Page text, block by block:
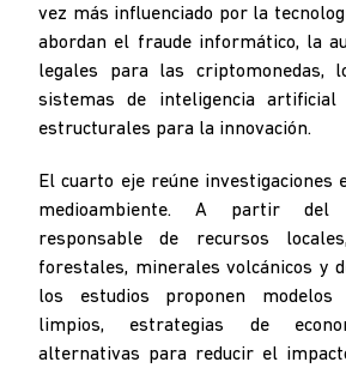
vez más influenciado por la
abordan el fraude informático, la
legales para las criptomonedas,
sistemas de inteligencia
estructurales para la innovación.
El cuarto eje reúne investigaciones
medioambiente. A partir del
responsable de recursos
forestales, minerales volcánicos y
los estudios proponen modelos
limpios, estrategias de
alternativas para reducir el